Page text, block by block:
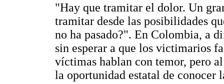
"Hay que tramitar el dolor. Un
tramitar desde las posibilidades
no ha pasado?". En Colombia, a
sin esperar a que los victimarios
víctimas hablan con temor, pero
la oportunidad estatal de conocer